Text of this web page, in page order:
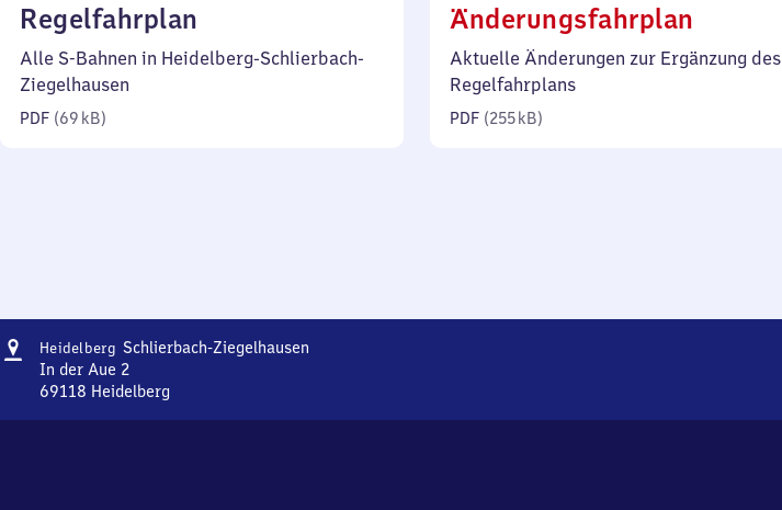
Regelfahrplan
69
Alle S-Bahnen in Heidelberg-Schlierbach-
Ziegelhausen
PDF (69 kB)
Änderungsfahrplan
255
Aktuelle Änderungen zur Ergänzung des
Regelfahrplans
PDF (255 kB)
Adresse
Heidelberg Schlierbach-ZiegelhausenHeidelberg-
In der Aue 2
69118 Heidelberg